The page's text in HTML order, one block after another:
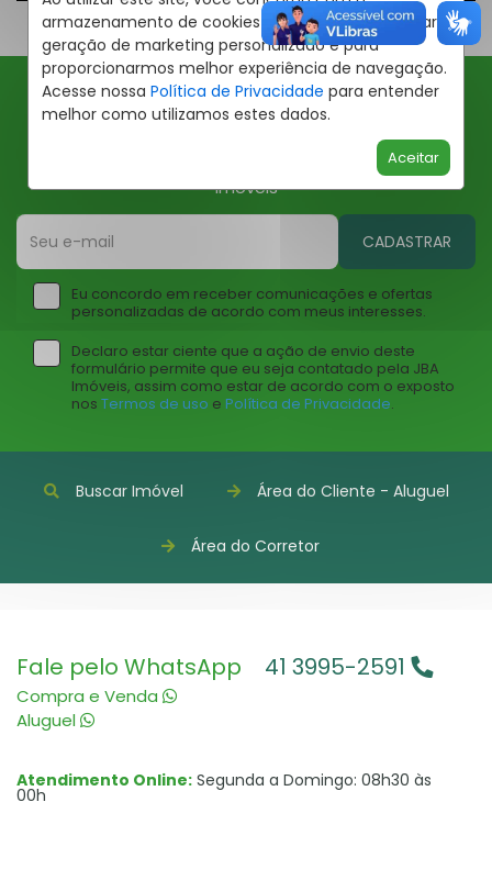
armazenamento de cookies em seu dispositivo para
geração de marketing personalizado e para
proporcionarmos melhor experiência de navegação.
Acesse nossa Política de Privacidade para entender
melhor como utilizamos estes dados.
Aceitar
Ofertas JBA
Insira seu email abaixo para receber ofertas da JBA
Imóveis
CADASTRAR
Eu concordo em receber comunicações e ofertas
personalizadas de acordo com meus interesses.
Declaro estar ciente que a ação de envio deste
formulário permite que eu seja contatado pela JBA
Imóveis, assim como estar de acordo com o exposto
nos Termos de uso e Política de Privacidade.
Buscar Imóvel Área do Cliente - Aluguel
Área do Corretor
Fale pelo WhatsApp
Compra e Venda
Aluguel
41 3995-2591
Atendimento Online: Segunda a Domingo: 08h30 às
00h